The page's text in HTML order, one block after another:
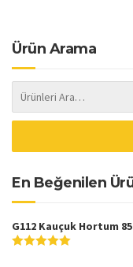
Ürün Arama
En Beğenilen
G112 Kauçuk Hortum